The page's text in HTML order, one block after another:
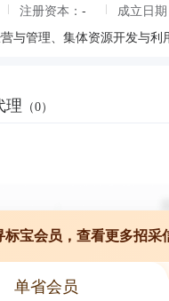
注册资本： -
成立日
与管理、集体资源开发与
理 （0）
标宝会员，查看更多招采
单省会员